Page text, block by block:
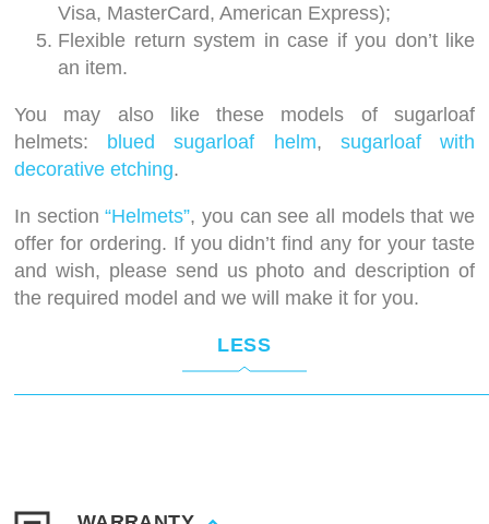
Visa, MasterCard, American Express);
Flexible return system in case if you don’t like
an item.
You may also like these models of sugarloaf
helmets: blued sugarloaf helm, sugarloaf with
decorative etching.
In section“Helmets”, you can see all models that we
offer for ordering. If you didn’t find any for your taste
and wish, please send us photo and description of
the required model and we will make it for you.
LESS